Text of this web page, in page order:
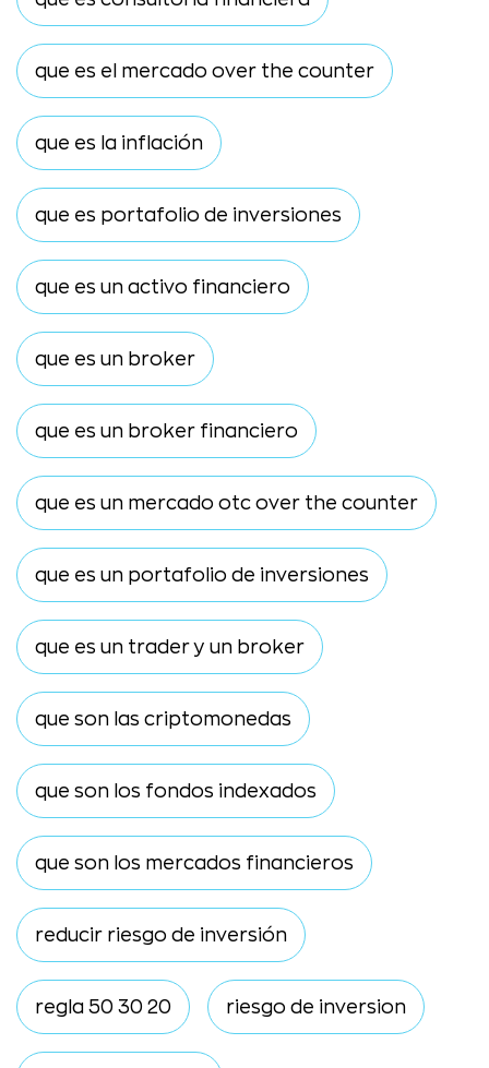
que es el mercado over the counter
que es la inflación
que es portafolio de inversiones
que es un activo financiero
que es un broker
que es un broker financiero
que es un mercado otc over the counter
que es un portafolio de inversiones
que es un trader y un broker
que son las criptomonedas
que son los fondos indexados
que son los mercados financieros
reducir riesgo de inversión
regla 50 30 20 riesgo de inversion